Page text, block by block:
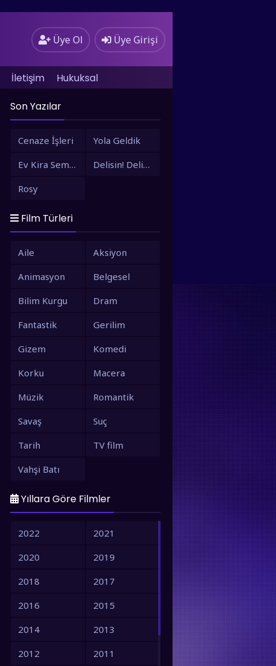
Üye Ol Üye Girişi
İletişim
Hukuksal
Son Yazılar
Cenaze İşleri
Yola Geldik
Ev Kira Semt Bizim
Delisin! Delisin!
Rosy
Film Türleri
Aile
Aksiyon
Animasyon
Belgesel
Bilim Kurgu
Dram
Fantastik
Gerilim
Gizem
Komedi
Korku
Macera
Müzik
Romantik
Savaş
Suç
Tarih
TV film
Vahşi Batı
Yıllara Göre Filmler
2022
2021
2020
2019
2018
2017
2016
2015
2014
2013
2012
2011